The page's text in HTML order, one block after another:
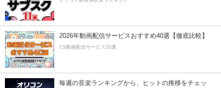
2026年動画配信サービスおすすめ40選【徹底比較】
CS動画配信サービス20選
毎週の音楽ランキングから、ヒットの推移をチェッ